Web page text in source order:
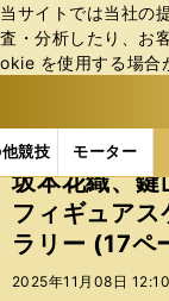
当サイトでは当社の
査・分析したり、お
okie を使⽤する場合
競技 モーター
b
ス
ポ
ル
テ
ー
フォトギャ
坂本花織、
フィギュア
ラリー (17ペ
2025年11月08日